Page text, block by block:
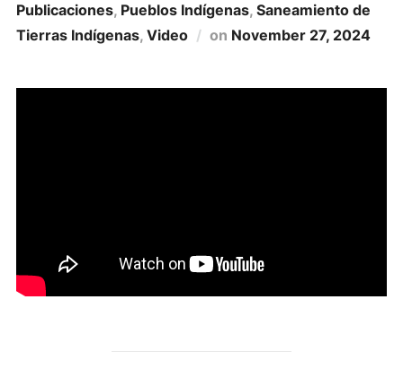
Publicaciones, Pueblos Indígenas, Saneamiento de
Tierras Indí­genas, Video on November 27, 2024